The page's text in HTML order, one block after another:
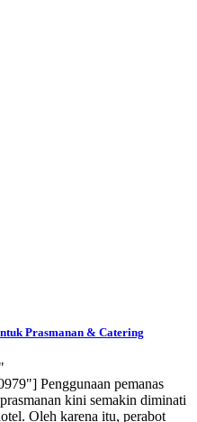
Prasmanan & Catering
Penggunaan pemanas
kini semakin diminati
Oleh karena itu, perabot